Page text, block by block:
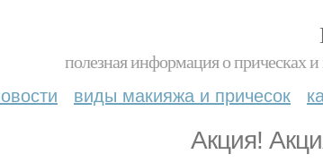
полезная информация о прическах
виды макияжа и причесок
Акция!